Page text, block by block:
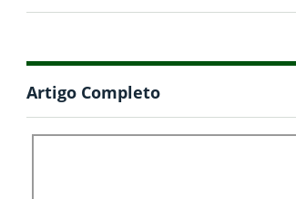
Artigo Completo